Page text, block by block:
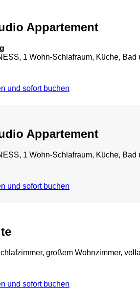
Appartement
1 Wohn-Schlafraum, Küche, Bad
und sofort buchen
Appartement
1 Wohn-Schlafraum, Küche, Bad
und sofort buchen
großem Wohnzimmer,
und sofort buchen